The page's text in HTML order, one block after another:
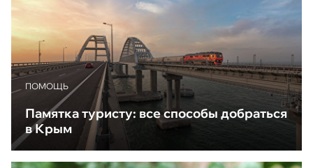
ПОМОЩЬ
Памятка туристу: все способы добраться
в Крым